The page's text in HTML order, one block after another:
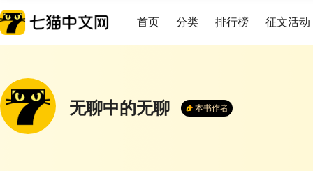
首页 分类 排行榜 征文活动
无聊中的无聊 本书作者